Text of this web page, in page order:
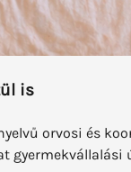
is
orvosi és
gyermekvállalási